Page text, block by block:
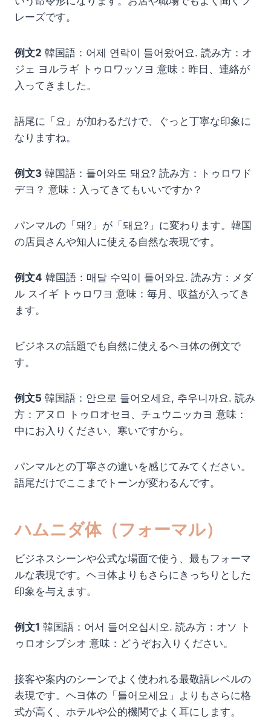
レーズです。
例文2 韓国語：어제 연락이 들어왔어요. 読み方：オ
ジェ ヨルラギ トゥロワッソヨ 意味：昨日、連絡が
入ってきました。
語尾に「요」が加わるだけで、ぐっと丁寧な印象に
なりますね。
例文3 韓国語：들어와도 돼요? 読み方：トゥロワド
デヨ？ 意味：入ってきてもいいですか？
パンマルの「돼?」が「돼요?」に変わります。韓国
の店員さんや知人に使える自然な表現です。
例文4 韓国語：매달 수익이 들어와요. 読み方：メダ
ル スイギ トゥロワヨ 意味：毎月、収益が入ってき
ます。
ビジネスの話題でも自然に使えるヘヨ体の例文で
す。
例文5 韓国語：안으로 들어오세요, 추우니까요. 読み
方：アヌロ トゥロオセヨ、チュウニッカヨ 意味：
中にお入りください、寒いですから。
パンマルとの丁寧さの違いを感じてみてください。
語尾だけでここまでトーンが変わるんです。
ハムニダ体（フォーマル）
ビジネスシーンや公式な場面で使う、最もフォーマ
ルな表現です。ヘヨ体よりもさらにきっちりとした
印象を与えます。
例文1 韓国語：어서 들어오십시오. 読み方：オソ ト
ゥロオシプシオ 意味：どうぞお入りください。
接客や案内のシーンでよく使われる最敬語レベルの
表現です。ヘヨ体の「들어오세요」よりもさらに格
式が高く、ホテルや公的機関でよく耳にします。